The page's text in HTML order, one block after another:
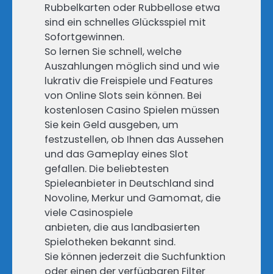
Rubbelkarten oder Rubbellose etwa
sind ein schnelles Glücksspiel mit
Sofortgewinnen.
So lernen Sie schnell, welche
Auszahlungen möglich sind und wie
lukrativ die Freispiele und Features
von Online Slots sein können. Bei
kostenlosen Casino Spielen müssen
Sie kein Geld ausgeben, um
festzustellen, ob Ihnen das Aussehen
und das Gameplay eines Slot
gefallen. Die beliebtesten
Spieleanbieter in Deutschland sind
Novoline, Merkur und Gamomat, die
viele Casinospiele
anbieten, die aus landbasierten
Spielotheken bekannt sind.
Sie können jederzeit die Suchfunktion